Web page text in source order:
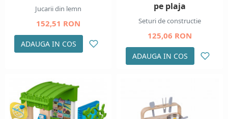
Jucarii din lemn
152,51 RON
ADAUGA IN COS
pe plaja
Seturi de constructie
125,06 RON
ADAUGA IN COS